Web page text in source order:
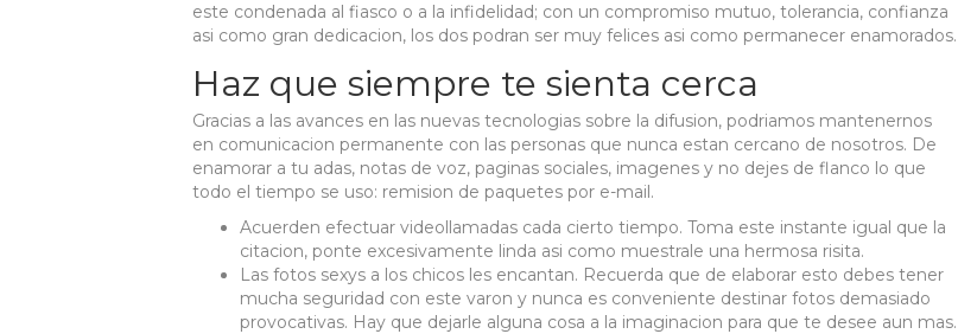
este condenada al fiasco o a la infidelidad; con un compromiso mutuo, tolerancia, confianza
asi­ como gran dedicacion, los dos podran ser muy felices asi­ como permanecer enamorados.
Haz que siempre te sienta cerca
Gracias a las avances en las nuevas tecnologias sobre la difusion, podri­amos mantenernos
en comunicacion permanente con las personas que nunca estan cercano de nosotros. De
enamorar a tu adas, notas de voz, paginas sociales, imagenes y no dejes de flanco lo que
todo el tiempo se uso: remision de paquetes por e-mail.
Acuerden efectuar videollamadas cada cierto tiempo. Toma este instante igual que la
citacion, ponte excesivamente linda asi­ como muestrale una hermosa risita.
Las fotos sexys a los chicos les encantan. Recuerda que de elaborar esto debes tener
mucha seguridad con este varon y nunca es conveniente destinar fotos demasiado
provocativas. Hay que dejarle alguna cosa a la imaginacion para que te desee aun mas.